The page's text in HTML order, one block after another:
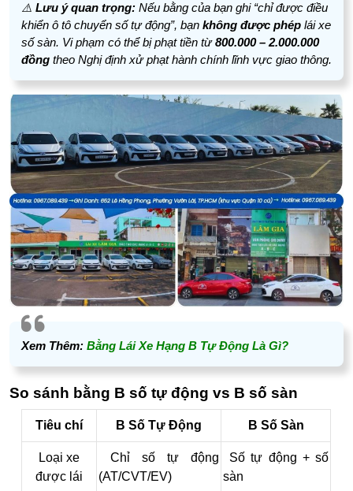
⚠️ Lưu ý quan trọng: Nếu bằng của bạn ghi “chỉ được điều
khiển ô tô chuyển số tự động”, bạn không được phép lái xe
số sàn. Vi phạm có thể bị phạt tiền từ800.000 – 2.000.000
đồng theo Nghị định xử phạt hành chính lĩnh vực giao thông.
Xem Thêm: Bằng Lái Xe Hạng B Tự Động Là Gì?
So sánh bằng B số tự động vs B số sàn
Tiêu chí B Số Tự Động B Số Sàn
Loại xe
được lái
Chỉ số tự động
(AT/CVT/EV)
Số tự động + số
sàn